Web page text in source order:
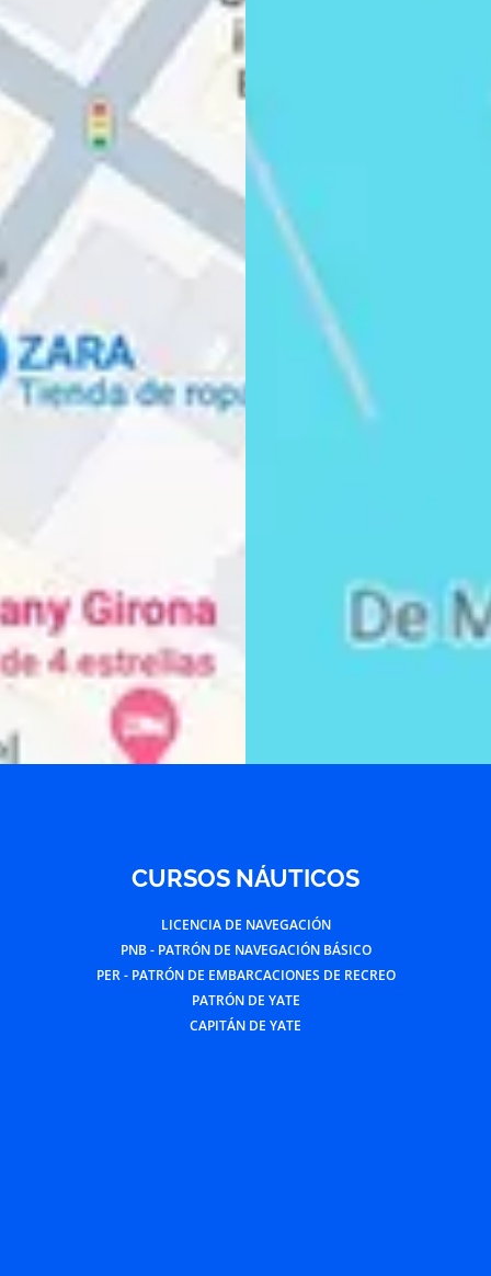
CURSOS NÁUTICOS
LICENCIA DE NAVEGACIÓN
PNB - PATRÓN DE NAVEGACIÓN BÁSICO
PER - PATRÓN DE EMBARCACIONES DE RECREO
PATRÓN DE YATE
CAPITÁN DE YATE